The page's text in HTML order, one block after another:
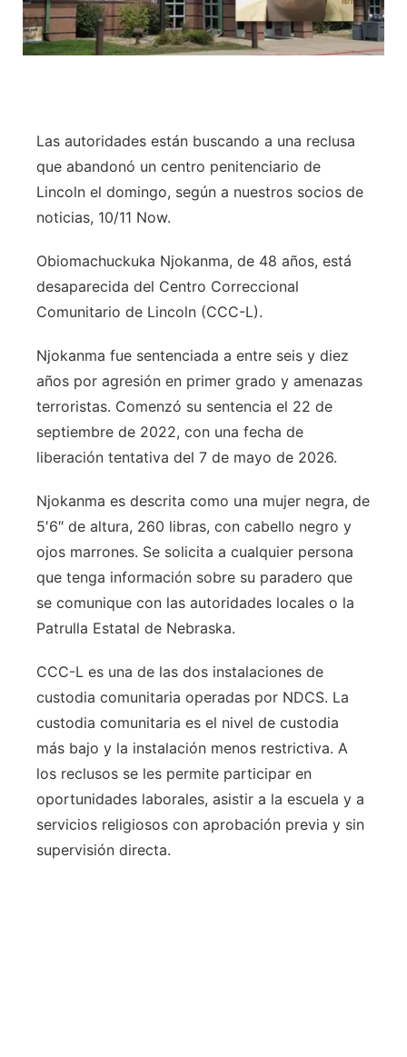
Las autoridades están buscando a una reclusa
que abandonó un centro penitenciario de
Lincoln el domingo, según a nuestros socios de
noticias, 10/11 Now.
Obiomachuckuka Njokanma, de 48 años, está
desaparecida del Centro Correccional
Comunitario de Lincoln (CCC-L).
Njokanma fue sentenciada a entre seis y diez
años por agresión en primer grado y amenazas
terroristas. Comenzó su sentencia el 22 de
septiembre de 2022, con una fecha de
liberación tentativa del 7 de mayo de 2026.
Njokanma es descrita como una mujer negra, de
5′6″ de altura, 260 libras, con cabello negro y
ojos marrones. Se solicita a cualquier persona
que tenga información sobre su paradero que
se comunique con las autoridades locales o la
Patrulla Estatal de Nebraska.
CCC-L es una de las dos instalaciones de
custodia comunitaria operadas por NDCS. La
custodia comunitaria es el nivel de custodia
más bajo y la instalación menos restrictiva. A
los reclusos se les permite participar en
oportunidades laborales, asistir a la escuela y a
servicios religiosos con aprobación previa y sin
supervisión directa.